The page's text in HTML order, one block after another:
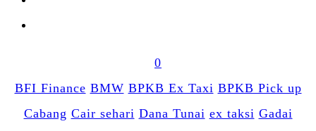
0
BFI Finance BMW BPKB Ex Taxi BPKB Pick up
Cabang Cair sehari Dana Tunai ex taksi Gadai